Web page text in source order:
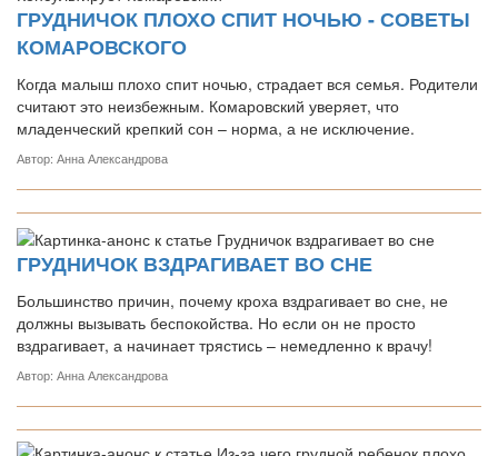
ГРУДНИЧОК ПЛОХО СПИТ НОЧЬЮ - СОВЕТЫ
КОМАРОВСКОГО
Когда малыш плохо спит ночью, страдает вся семья. Родители
считают это неизбежным. Комаровский уверяет, что
младенческий крепкий сон – норма, а не исключение.
Автор: Анна Александрова
ГРУДНИЧОК ВЗДРАГИВАЕТ ВО СНЕ
Большинство причин, почему кроха вздрагивает во сне, не
должны вызывать беспокойства. Но если он не просто
вздрагивает, а начинает трястись – немедленно к врачу!
Автор: Анна Александрова